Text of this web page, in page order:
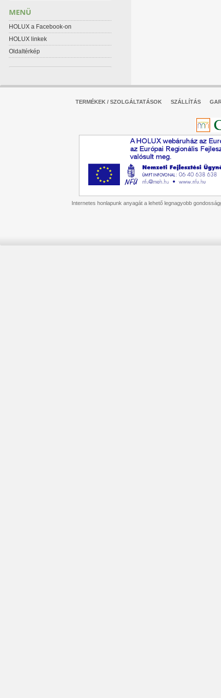
MENÜ
HOLUX a Facebook-on
HOLUX linkek
Oldaltérkép
TERMÉKEK / SZOLGÁLTATÁSOK SZÁLLÍTÁS
Internetes honlapunk anyagát a lehető legnagyobb